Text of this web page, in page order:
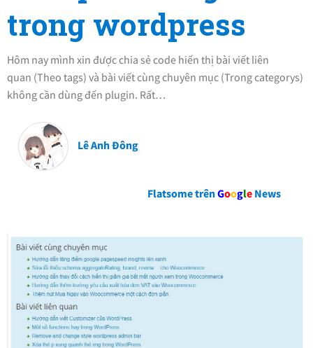
trong wordpress
Hôm nay mình xin được chia sẻ code hiển thị bài viết liên
quan (Theo tags) và bài viết cùng chuyên mục (Trong categorys)
không cần dùng đến plugin. Rất…
Lê Anh Đông
Flatsome trênGoogle News